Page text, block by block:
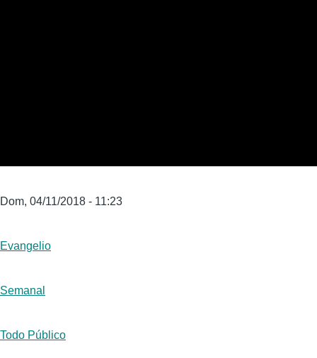
Fecha
transmisión
Dom, 04/11/2018 - 11:23
Géneros
Evangelio
Formato
Semanal
Público
Todo Público